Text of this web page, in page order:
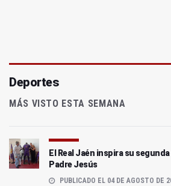
Deportes
MÁS VISTO ESTA SEMANA
El Real Jaén inspira su
Padre Jesús
PUBLICADO EL 04 DE AGOSTO DE